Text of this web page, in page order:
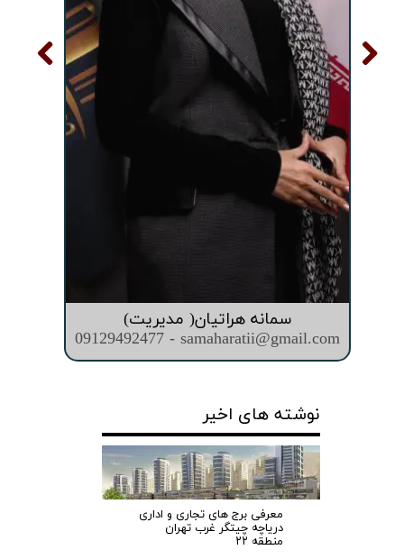
سمانه هراتیان( مدیریت)
09129492477 - samaharatii@gmail.com
نوشته های اخیر
معرفی برج های تجاری و اداری
دریاچه چیتگر غرب تهران
منطقه ۲۲